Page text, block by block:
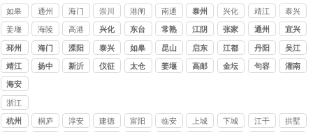
如皋 通州 海门 崇川 港闸 南通 泰州 兴化 靖江 泰兴
姜堰 海陵 高港 兴化 东台 常熟 江阴
张家
港
通州 宜兴
邳州 海门 溧阳 泰兴 如皋 昆山 启东 江都 丹阳 吴江
靖江 扬中 新沂 仪征 太仓 姜堰 高邮 金坛 句容 灌南
海安
浙江
讨债
杭州 桐庐 淳安 建德 富阳 临安 上城 下城 江干 拱墅